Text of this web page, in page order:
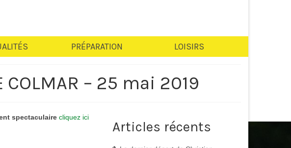
PRÉPARATION LOISIRS
COLMAR – 25 mai 2019
spectaculaire cliquez ici
Articles récents